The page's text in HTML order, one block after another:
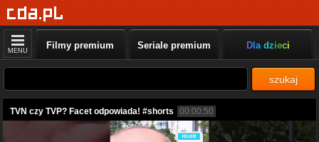
MENU Filmy premium Seriale premium Dla dzieci
szukaj
TVN czy TVP? Facet odpowiada! #shorts 00:00:50